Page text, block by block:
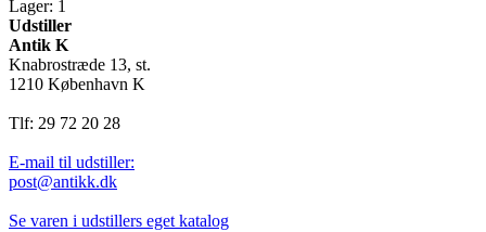
Lager: 1
Udstiller
Antik K
Knabrostræde 13, st.
1210 København K
Tlf: 29 72 20 28
E-mail til udstiller:
post@antikk.dk
Se varen i udstillers eget katalog